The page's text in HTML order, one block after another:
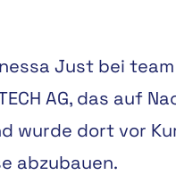
Just bei
AG, das auf
wurde dort vor
abzubauen.